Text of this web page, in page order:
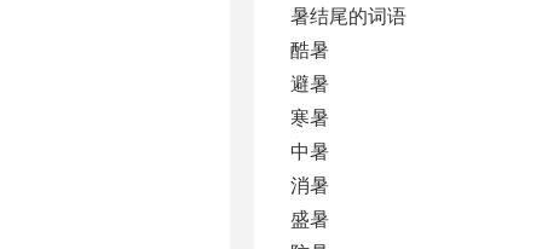
暑结尾的词语
酷暑
避暑
寒暑
中暑
消暑
盛暑